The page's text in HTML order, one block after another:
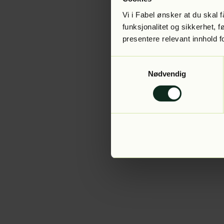
Vi i Fabel ønsker at du skal
funksjonalitet og sikkerhet,
presentere relevant innhold
Nødvendig
Application